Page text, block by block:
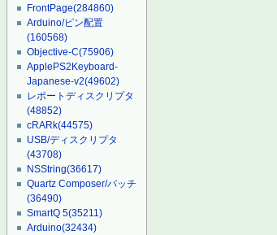
FrontPage(284860)
Arduino/ピン配置
(160568)
Objective-C(75906)
ApplePS2Keyboard-
Japanese-v2(49602)
レポートディスクリプタ
(48852)
cRARk(44575)
USB/ディスクリプタ
(43708)
NSString(36617)
Quartz Composer/パッチ
(36490)
SmartQ 5(35211)
Arduino(32434)